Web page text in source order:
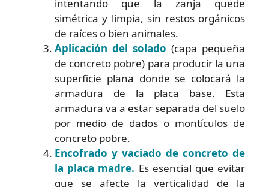
intentando que la zanja quede
simétrica y limpia, sin restos orgánicos
de raíces o bien animales.
Aplicación del solado (capa pequeña
de concreto pobre) para producir la una
superficie plana donde se colocará la
armadura de la placa base. Esta
armadura va a estar separada del suelo
por medio de dados o montículos de
concreto pobre.
Encofrado y vaciado de concreto de
la placa madre. Es esencial que evitar
que se afecte la verticalidad de la